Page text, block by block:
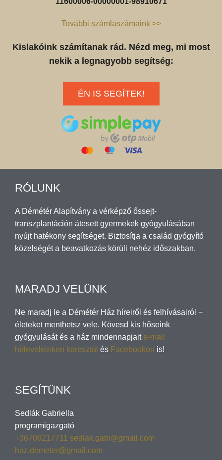
További számlaszámaink >>
Kislakóink számítanak rád. Nézd meg, mi most
nekik a legnagyobb segítség:
ÉN IS SEGÍTEK!
RÓLUNK
A Démétér Alapítvány a vérképző őssejt-
transzplantáción átesett gyermekek gyógyulásában
nyújt hatékony segítséget. Biztosítja a család gyógyító
közelségét a beavatkozás körüli nehéz időszakban.
MARADJ VELÜNK
Ne maradj le a Démétér Ház híreiről és felhívásairól −
életeket menthetsz vele. Kövesd kis hőseink
gyógyulását és a ház mindennapjait e-mail
hírleveleinken keresztül és Facebookon is!
SEGÍTÜNK
Sedlák Gabriella
programigazgató
+36706217711 sedlak.gabi@gmail.com
haz.demeter@gmail.com